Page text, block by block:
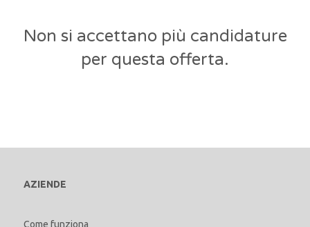
Non si accettano più candidature
per questa offerta.
AZIENDE
Come funziona